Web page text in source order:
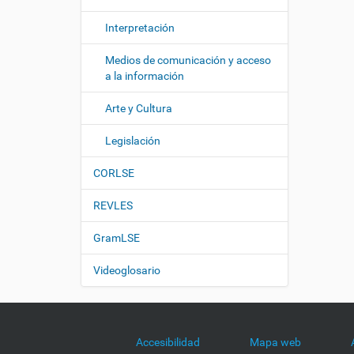
Interpretación
Medios de comunicación y acceso
a la información
Arte y Cultura
Legislación
CORLSE
REVLES
GramLSE
Videoglosario
Accesibilidad Mapa web